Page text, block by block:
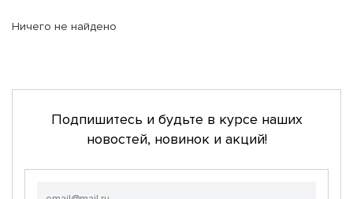
Ничего не найдено
Подпишитесь и будьте в курсе наших
новостей, новинок и акций!